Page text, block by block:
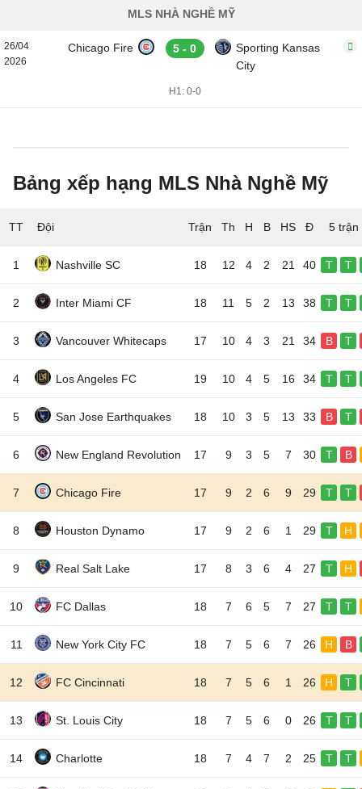
MLS NHÀ NGHỀ MỸ
26/04
2026
Chicago Fire 5 - 0
Sporting Kansas
City
H1: 0-0
Bảng xếp hạng MLS Nhà Nghề Mỹ
TT Đội 5 trận
1 Nashville SC 18 12 4 2 21 40 T T
2 Inter Miami CF 18 11 5 2 13 38 T T
3 Vancouver Whitecaps 17 10 4 3 21 34 B T
4 Los Angeles FC 19 10 4 5 16 34 T T
5 San Jose Earthquakes 18 10 3 5 13 33 B T
6 New England Revolution 17 9 3 5 7 30 T B
7 Chicago Fire 17 9 2 6 9 29 T T
8 Houston Dynamo 17 9 2 6 1 29 T H
9 Real Salt Lake 17 8 3 6 4 27 T H
10 FC Dallas 18 7 6 5 7 27 T T
11 New York City FC 18 7 5 6 7 26 H B
12 FC Cincinnati 18 7 5 6 1 26 H T
13 St. Louis City 18 7 5 6 0 26 T T
14 Charlotte 18 7 4 7 2 25 T T